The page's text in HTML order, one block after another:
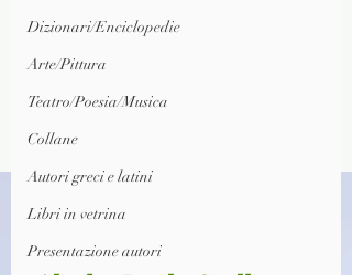
Dizionari/Enciclopedie
Arte/Pittura
Teatro/Poesia/Musica
Collane
Autori greci e latini
Libri in vetrina
Presentazione autori